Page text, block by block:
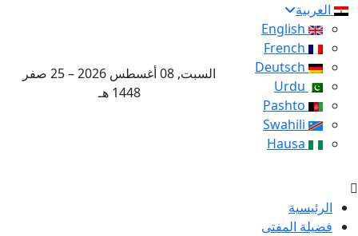
العربية
السبت, 08 أغسطس 2026 – 25 صفر
1448 هـ
الرئيسية
فضيلة المفتى